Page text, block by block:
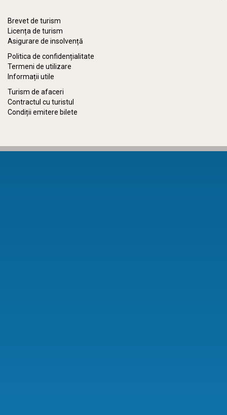
Brevet de turism
Licența de turism
Asigurare de insolvență
Politica de confidențialitate
Termeni de utilizare
Informații utile
Turism de afaceri
Contractul cu turistul
Condiții emitere bilete